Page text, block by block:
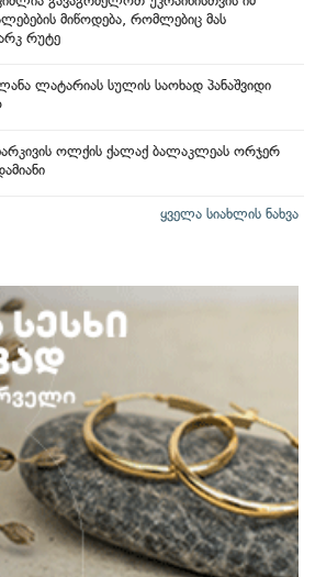
მიწოდება, რომლებიც მას
რუტე
ლატარიას სულის საოხად პანაშვიდი
ოლქის ქალაქ ბალაკლეას ორჯერ
ყველა სიახლის ნახვა